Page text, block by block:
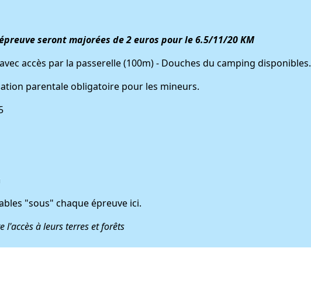
seront majorées de 2 euros pour le 6.5/11/20 KM
accès par la passerelle (100m) - Douches du camping disponibles.
parentale obligatoire pour les mineurs.
"sous" chaque épreuve ici.
l'accès à leurs terres et forêts